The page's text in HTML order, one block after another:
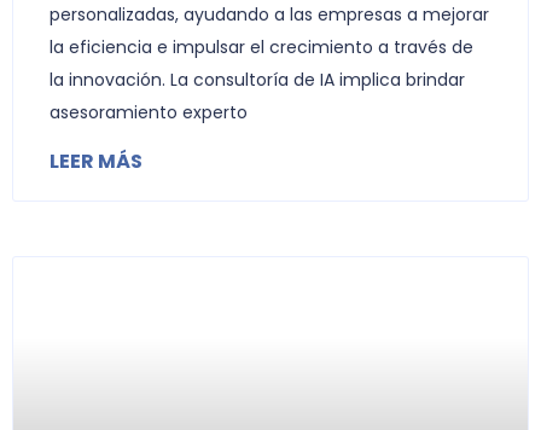
personalizadas, ayudando a las empresas a mejorar
la eficiencia e impulsar el crecimiento a través de
la innovación. La consultoría de IA implica brindar
asesoramiento experto
LEER MÁS